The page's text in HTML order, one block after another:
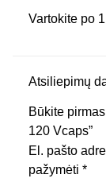
Vartokite po
Atsiliepimų
Būkite
120 Vcaps”
El. pašto
pažymėti *